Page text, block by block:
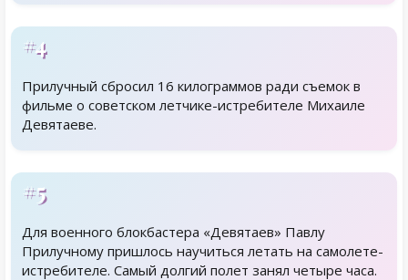
#4
Прилучный сбросил 16 килограммов ради съемок в
фильме о советском летчике-истребителе Михаиле
Девятаеве.
#5
Для военного блокбастера «Девятаев» Павлу
Прилучному пришлось научиться летать на самолете-
истребителе. Самый долгий полет занял четыре часа.